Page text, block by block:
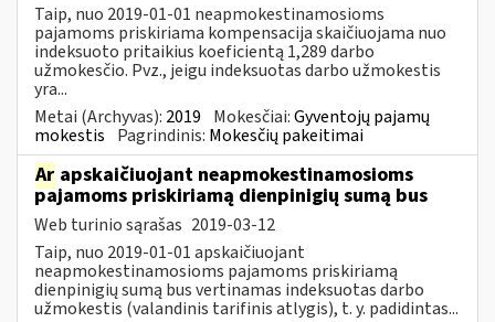
Taip, nuo 2019-01-01 neapmokestinamosioms
pajamoms priskiriama kompensacija skaičiuojama nuo
indeksuoto pritaikius koeficientą 1,289 darbo
užmokesčio. Pvz., jeigu indeksuotas darbo užmokestis
yra...
Metai (Archyvas): 2019 Mokesčiai:Gyventojų pajamų
mokestis Pagrindinis: Mokesčių pakeitimai
Ar apskaičiuojant neapmokestinamosioms
pajamoms priskiriamą dienpinigių sumą bus
Web turinio sąrašas 2019-03-12
Taip, nuo 2019-01-01 apskaičiuojant
neapmokestinamosioms pajamoms priskiriamą
dienpinigių sumą bus vertinamas indeksuotas darbo
užmokestis (valandinis tarifinis atlygis), t. y. padidintas...